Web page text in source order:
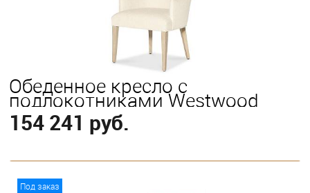
Обеденное кресло с
подлокотниками Westwood
154 241 руб.
Под заказ